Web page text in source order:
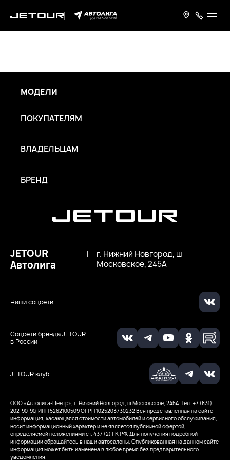
JETOUR клуб
Соцсети бренда JETOUR
в России
Наши соцсети
JETOUR
Автолига
|
г. Нижний Новгород, ш
Московское, 245А
МОДЕЛИ
ПОКУПАТЕЛЯМ
ВЛАДЕЛЬЦАМ
БРЕНД
ООО «Автолига-Центр», г. Нижний Новгород, ш Московское, 245А. Тел. +7 (831)
202-90-90, ИНН 5262100509ОГРН 1025203730232Вся представленная на сайте
информация, касающаяся стоимости автомобилей и сервисного обслуживания,
носит информационный характер и не является публичной офертой,
определяемой положениями ст. 437 (2) ГК РФ. Для получения подробной
информации обращайтесь в наши автосалоны. Опубликованная на данном сайте
информация может быть изменена в любое время без предварительного
уведомления.